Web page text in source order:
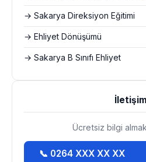
→ Sakarya Direksiyon Eğitimi
→ Ehliyet Dönüşümü
→ Sakarya B Sınıfı Ehliyet
İletişim
Ücretsiz bilgi
📞 0264 XXX XX XX